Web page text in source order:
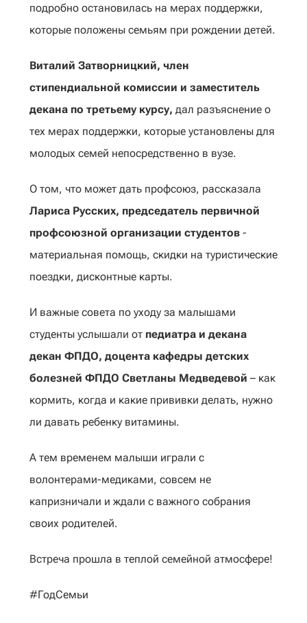
подробно остановилась на мерах поддержки,
которые положены семьям при рождении детей.
Виталий Затворницкий, член
стипендиальной комиссии и заместитель
декана по третьему курсу, дал разъяснение о
тех мерах поддержки, которые установлены для
молодых семей непосредственно в вузе.
О том, что может дать профсоюз, рассказала
Лариса Русских, председатель первичной
профсоюзной организации студентов -
материальная помощь, скидки на туристические
поездки, дисконтные карты.
И важные совета по уходу за малышами
студенты услышали от педиатра и декана
декан ФПДО, доцента кафедры детских
болезней ФПДО Светланы Медведевой – как
кормить, когда и какие прививки делать, нужно
ли давать ребенку витамины.
А тем временем малыши играли с
волонтерами-медиками, совсем не
капризничали и ждали с важного собрания
своих родителей.
Встреча прошла в теплой семейной атмосфере!
#ГодСемьи